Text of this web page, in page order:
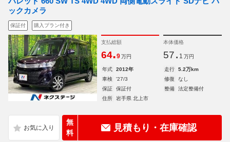
ックカメラ
保証付 購入プラン付き
支払総額
64.9 万円
本体価格
57. 1 万円
年式 2012年 走行
5.2万km
車検
'27/3 修復
なし
保証
保証付 整備
法定整備付
住所
岩手県 北上市
無
料
見積もり・在庫確認